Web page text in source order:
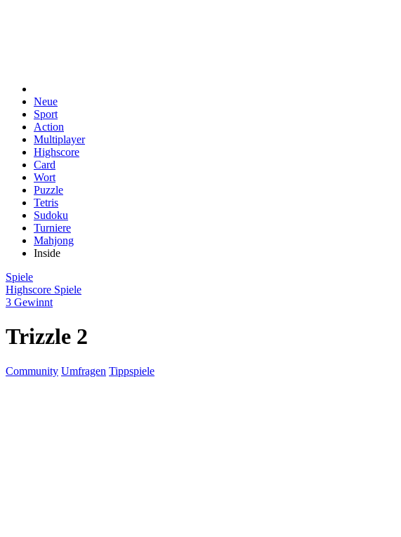
Neue
Sport
Action
Multiplayer
Highscore
Card
Wort
Puzzle
Tetris
Sudoku
Turniere
Mahjong
Inside
Spiele
Highscore Spiele
3 Gewinnt
Trizzle 2
Community Umfragen Tippspiele